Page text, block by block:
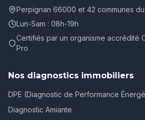
Perpignan 66000 et 42 communes
Lun-Sam : 08h-19h
Certifiés par un organisme accrédité
Pro
Nos diagnostics immobiliers
DPE (Diagnostic de Performance
Diagnostic Amiante